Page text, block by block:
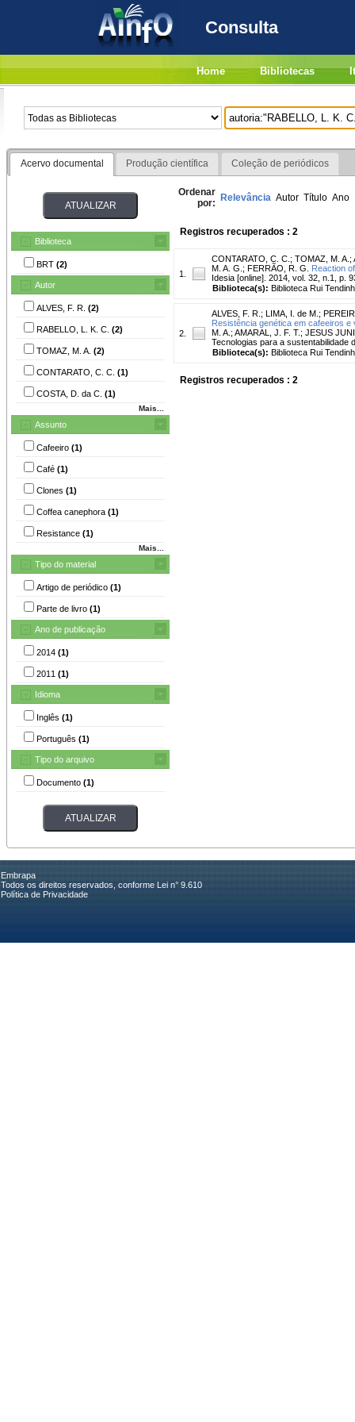
Consulta
Home Bibliotecas
Acervo documental Produção científica Coleção de periódicos
Biblioteca
BRT (2)
Autor
ALVES, F. R. (2)
RABELLO, L. K. C. (2)
TOMAZ, M. A. (2)
CONTARATO, C. C. (1)
COSTA, D. da C. (1)
Mais...
Assunto
Cafeeiro (1)
Café (1)
Clones (1)
Coffea canephora (1)
Resistance (1)
Mais...
Tipo do material
Artigo de periódico (1)
Parte de livro (1)
Ano de publicação
2014 (1)
2011 (1)
Idioma
Inglês (1)
Português (1)
Tipo do arquivo
Documento (1)
Ordenar
por: Relevância Autor Título Ano
Registros recuperados : 2
1.
CONTARATO, C. C. ; TOMAZ, M. A. ;
M. A. G. ; FERRÃO, R. G.
Reaction
Idesia [online]. 2014, vol. 32, n.1, p.
Biblioteca(s): Biblioteca Rui
2.
ALVES, F. R. ; LIMA, I. de M. ;
Resistência genética em cafeeiros
M. A.; AMARAL, J. F. T.; JESUS
Tecnologias para a sustentabilidade
Biblioteca(s): Biblioteca Rui
Registros recuperados : 2
Embrapa
Todos os direitos reservados, conforme Lei n° 9.610
Política de Privacidade